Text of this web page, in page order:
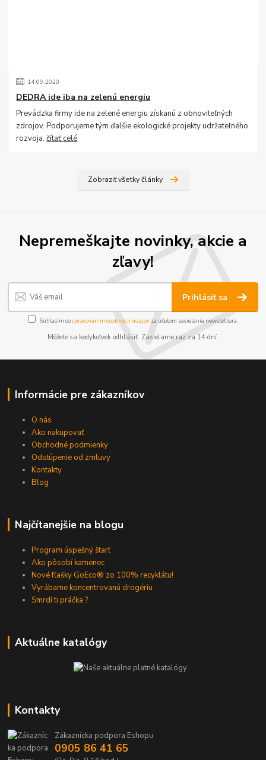
14.09.2020
DEDRA ide iba na zelenú energiu
Prevádzka firmy ide na zelené energiu získanú z obnoviteľných
zdrojov. Podporujeme tým ďalšie ekologické projekty udržateľného
rozvoja.čítať celé
Zobraziť všetky články
Nepremeškajte novinky, akcie a
zľavy!
Prihlásiť sa
Súhlasím sospracovaním osobných údajov za účelom zasielania newslettera.
Môžete sa kedykoľvek odhlásiť. Zasielame raz za 14 dní.
Informácie pre zákazníkov
O nás
Ako nakupovať
Obchodné podmienky
Odstúpenie od zmluvy
Kontakty
Blog
Najčítanejšie na blogu
Program úspešný štart
Ako pôsobí kamenec
Nové fľašky GoEco® zo 100% recyklátu!
Vyrábame koncentrovanú drogériu
Smrdí ti práčka ?
Aktuálne katalógy
Kontakty
Zákaznícka podpora Eshopu
0905 86 41 65